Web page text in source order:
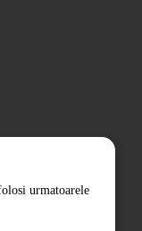
urmatoarele